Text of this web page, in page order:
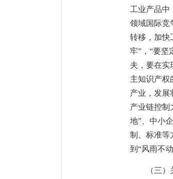
工业产品中
领域国际竞
转移，加快
牢”，“要坚
夫，要在实
主知识产权
产业，发展
产业链控制
地”、中小
制、标准等
到“风雨不
（三